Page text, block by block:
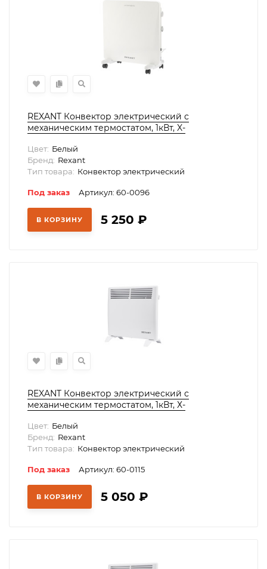
REXANT Конвектор электрический с
механическим термостатом, 1кВт, X-
Цвет: Белый
Бренд: Rexant
Тип товара: Конвектор электрический
Под заказ Артикул: 60-0096
В КОРЗИНУ 5 250 ₽
REXANT Конвектор электрический с
механическим термостатом, 1кВт, Х-
Цвет: Белый
Бренд: Rexant
Тип товара: Конвектор электрический
Под заказ Артикул: 60-0115
В КОРЗИНУ 5 050 ₽